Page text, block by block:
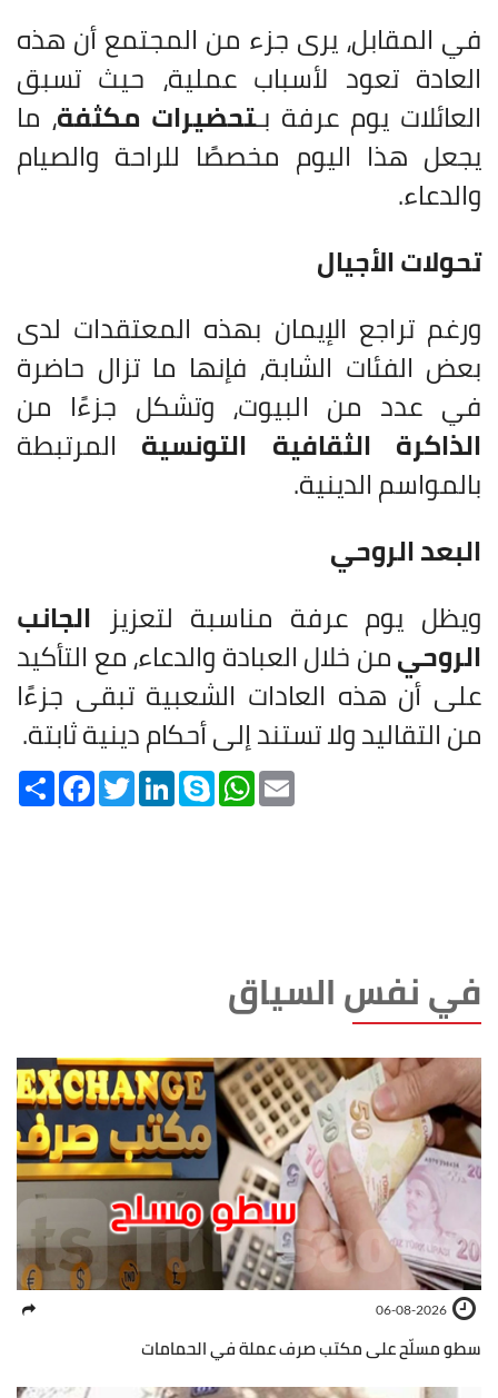
في المقابل، يرى جزء من المجتمع أن هذه
العادة تعود لأسباب عملية، حيث تسبق
العائلات يوم عرفة بـتحضيرات مكثفة، ما
يجعل هذا اليوم مخصصًا للراحة والصيام
والدعاء.
تحولات الأجيال
ورغم تراجع الإيمان بهذه المعتقدات لدى
بعض الفئات الشابة، فإنها ما تزال حاضرة
في عدد من البيوت، وتشكل جزءًا من
الذاكرة الثقافية التونسية المرتبطة
بالمواسم الدينية.
البعد الروحي
ويظل يوم عرفة مناسبة لتعزيز الجانب
الروحيمن خلال العبادة والدعاء، مع التأكيد
على أن هذه العادات الشعبية تبقى جزءًا
من التقاليد ولا تستند إلى أحكام دينية ثابتة.
Share FacebookTwitterLinkedInSkype WhatsApp
في نفس السياق
06-08-2026
سطو مسلّح على مكتب صرف عملة في الحمامات